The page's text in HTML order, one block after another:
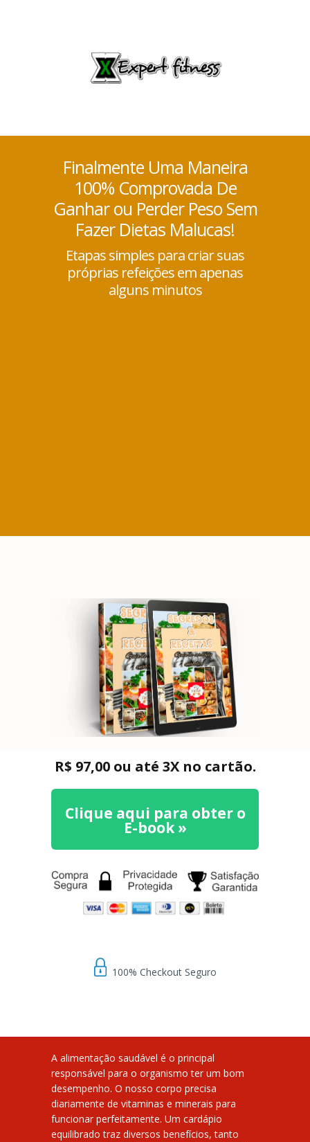
Finalmente Uma Maneira
100% Comprovada De
Ganhar ou Perder Peso Sem
Fazer Dietas Malucas!
Etapas simples para criar suas
próprias refeições em apenas
alguns minutos
R$ 97,00 ou até 3X no cartão.
Clique aqui para obter o
E-book »
100% Checkout Seguro
A alimentação saudável é o principal
responsável para o organismo ter um bom
desempenho. O nosso corpo precisa
diariamente de vitaminas e minerais para
funcionar perfeitamente. Um cardápio
equilibrado traz diversos benefícios, tanto